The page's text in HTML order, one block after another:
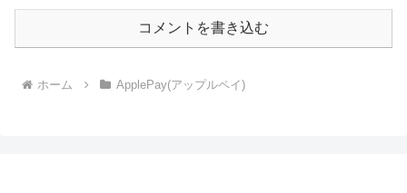
コメントを書き込む
ホーム ApplePay(アップルペイ)